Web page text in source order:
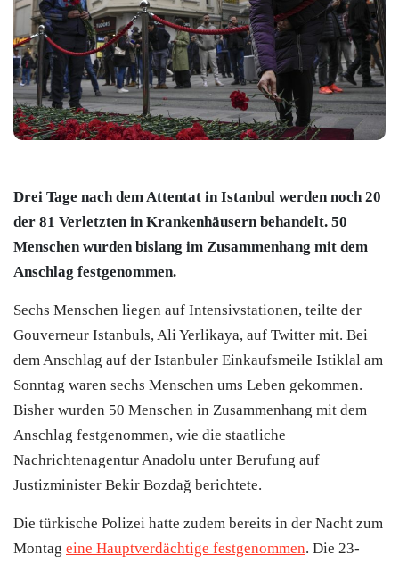
Drei Tage nach dem Attentat in Istanbul werden noch 20
der 81 Verletzten in Krankenhäusern behandelt. 50
Menschen wurden bislang im Zusammenhang mit dem
Anschlag festgenommen.
Sechs Menschen liegen auf Intensivstationen, teilte der
Gouverneur Istanbuls, Ali Yerlikaya, auf Twitter mit. Bei
dem Anschlag auf der Istanbuler Einkaufsmeile Istiklal am
Sonntag waren sechs Menschen ums Leben gekommen.
Bisher wurden 50 Menschen in Zusammenhang mit dem
Anschlag festgenommen, wie die staatliche
Nachrichtenagentur Anadolu unter Berufung auf
Justizminister Bekir Bozdağ berichtete.
Die türkische Polizei hatte zudem bereits in der Nacht zum
Montag eine Hauptverdächtige festgenommen. Die 23-